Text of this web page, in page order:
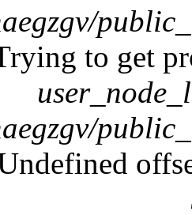
to get